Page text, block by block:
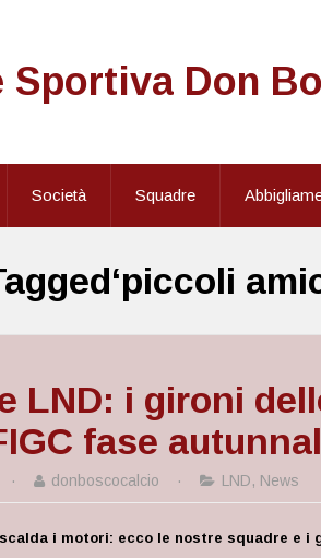
Sportiva Don
Società Squadre
LND: i gironi
fase
· donboscocalcio · LND, News
i motori: ecco le nostre squadre e i